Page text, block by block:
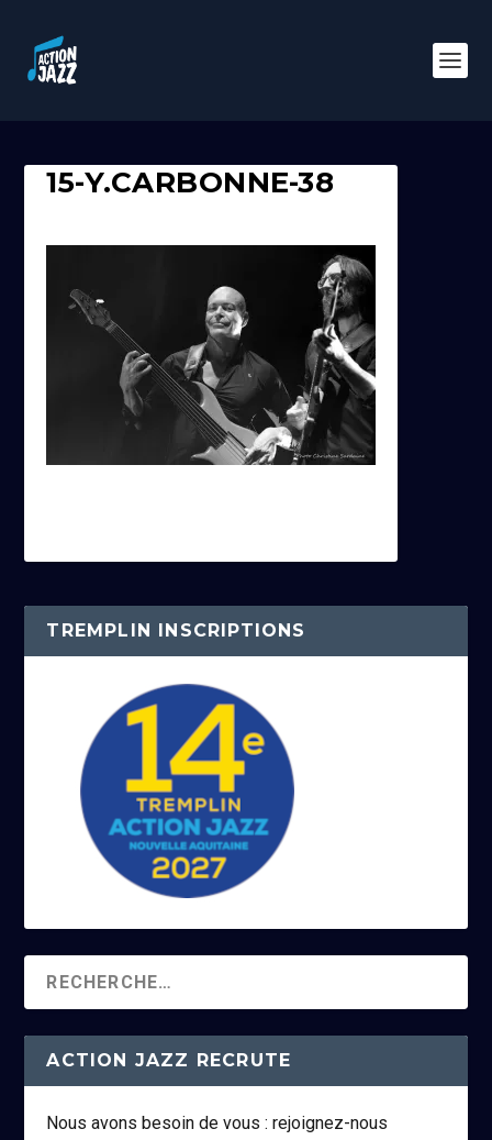
15-Y.CARBONNE-38
TREMPLIN INSCRIPTIONS
ACTION JAZZ RECRUTE
Nous avons besoin de vous : rejoignez-nous